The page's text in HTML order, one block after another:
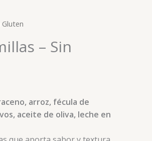
– Sin
arroz, fécula de
aceite de oliva, leche en